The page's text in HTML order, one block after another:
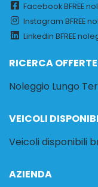
Facebook BFREE
Instagram BFREE
Linkedin BFREE
RICERCA
Noleggio Lungo
VEICOLI
Veicoli disponibili
AZIENDA